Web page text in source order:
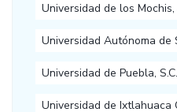
Universidad de los Mochis,
Universidad Autónoma de
Universidad de Puebla, S.C.
Universidad de Ixtlahuaca